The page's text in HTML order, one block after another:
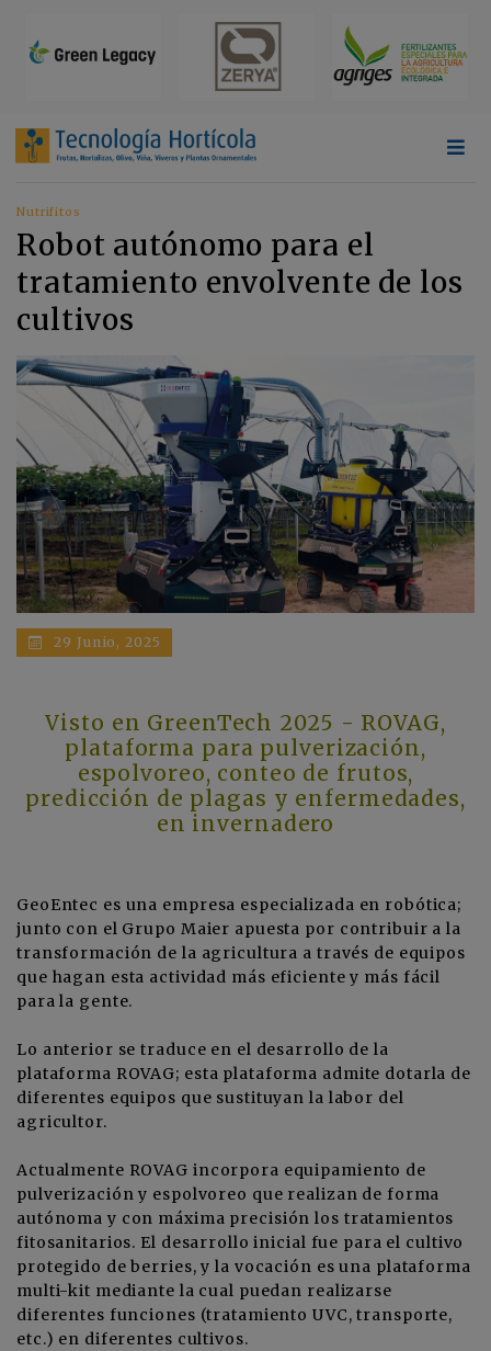
Nutrifitos
Robot autónomo para el
tratamiento envolvente de los
cultivos
29 Junio, 2025
Visto en GreenTech 2025 - ROVAG,
plataforma para pulverización,
espolvoreo, conteo de frutos,
predicción de plagas y enfermedades,
en invernadero
GeoEntec es una empresa especializada en robótica;
junto con el Grupo Maier apuesta por contribuir a la
transformación de la agricultura a través de equipos
que hagan esta actividad más eficiente y más fácil
para la gente.
Lo anterior se traduce en el desarrollo de la
plataforma ROVAG; esta plataforma admite dotarla de
diferentes equipos que sustituyan la labor del
agricultor.
Actualmente ROVAG incorpora equipamiento de
pulverización y espolvoreo que realizan de forma
autónoma y con máxima precisión los tratamientos
fitosanitarios. El desarrollo inicial fue para el cultivo
protegido de berries, y la vocación es una plataforma
multi-kit mediante la cual puedan realizarse
diferentes funciones (tratamiento UVC, transporte,
etc.) en diferentes cultivos.